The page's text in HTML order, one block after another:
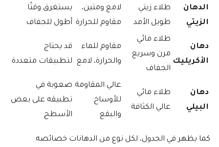
الدهان
الزيتي
طلاء زيتي
طويل الأمد
لامع ومتين،
مقاوم للحرارة
يستغرق وقتًا
أطول للجفاف
دهان
الأكريليك
طلاء مائي
مرن وسريع
الجفاف
مقاوم للماء
والحرارة، لامع
قد يحتاج
لتطبيقات متعددة
دهان
البيلي
طلاء مائي
عالي الكثافة
عالي المقاومة
للأوساخ
والبقع
صعوبة في
تطبيقه على بعض
الأسطح
كما يظهر في الجدول، لكل نوع من الدهانات خصائصه